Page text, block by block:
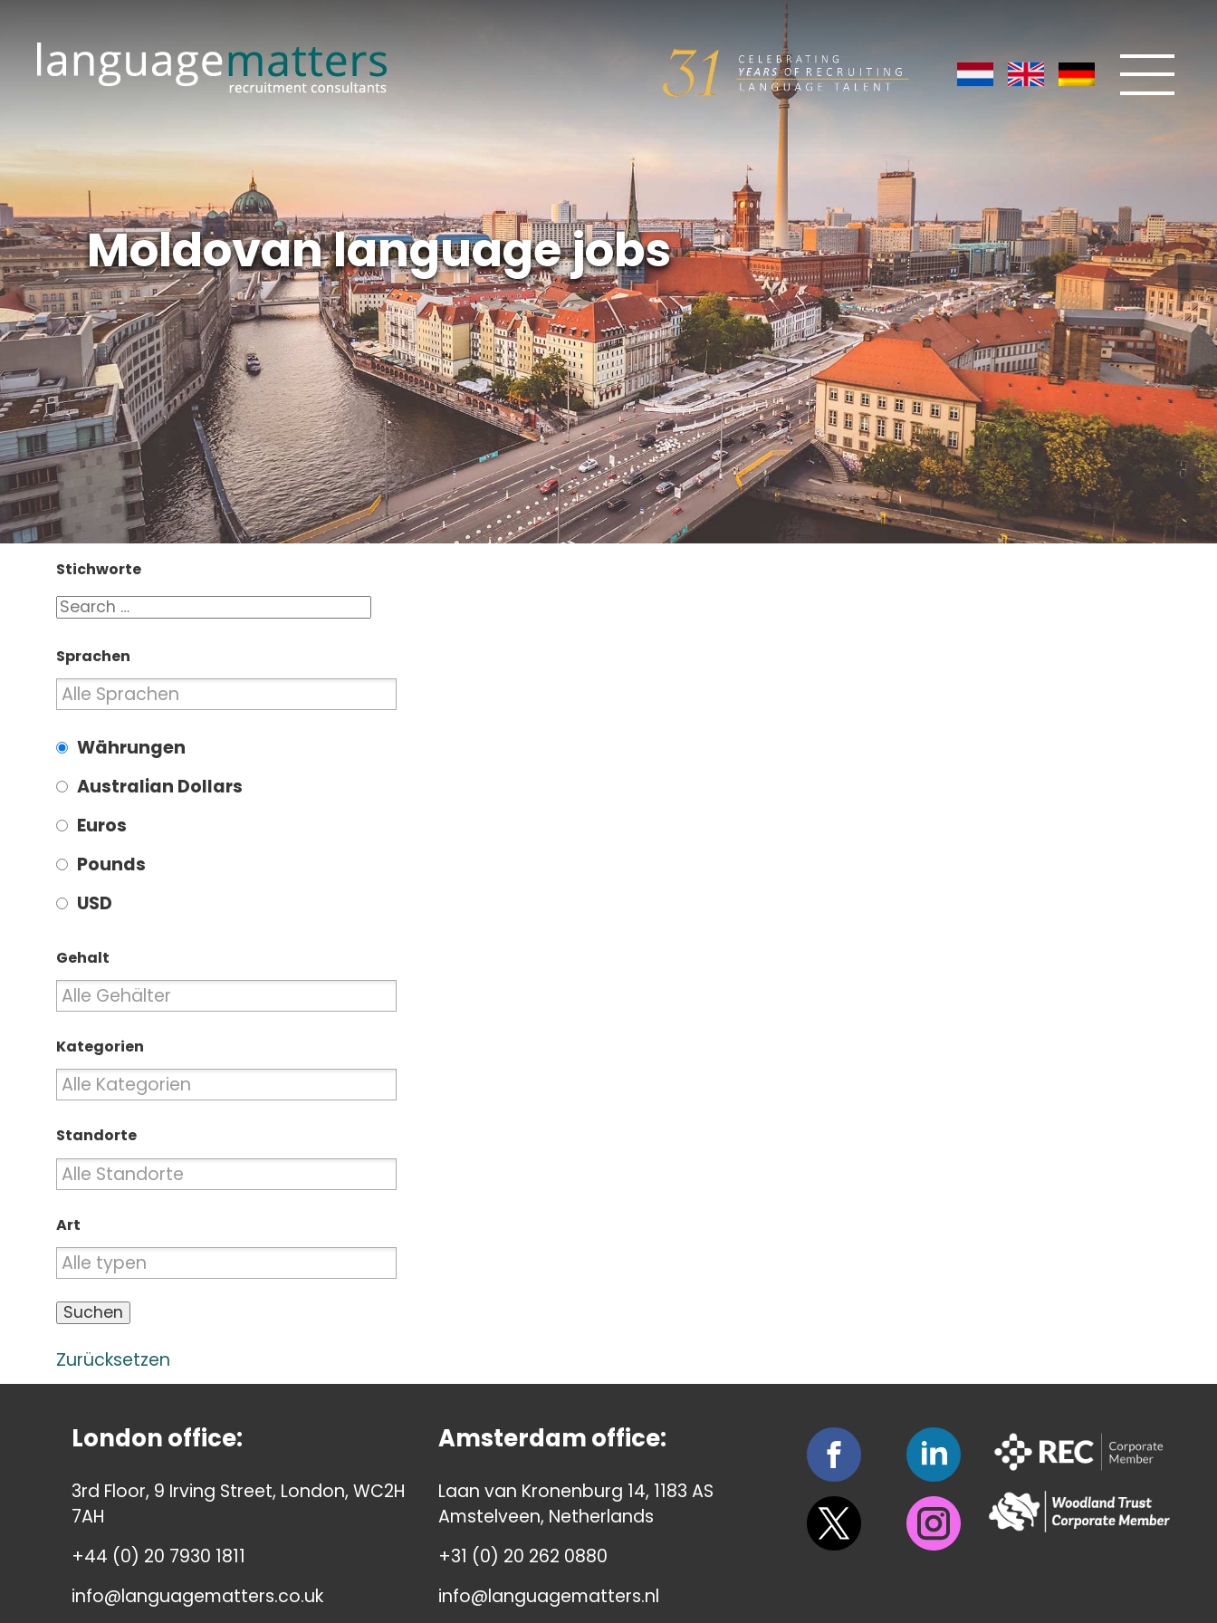
Moldovan language jobs
Stichworte
Sprachen
Währungen
Australian Dollars
Euros
Pounds
USD
Gehalt
Kategorien
Standorte
Art
Zurücksetzen
London office:
3rd Floor, 9 Irving Street, London, WC2H
7AH
+44 (0) 20 7930 1811
info@languagematters.co.uk
Amsterdam office:
Laan van Kronenburg 14, 1183 AS
Amstelveen, Netherlands
+31 (0) 20 262 0880
info@languagematters.nl